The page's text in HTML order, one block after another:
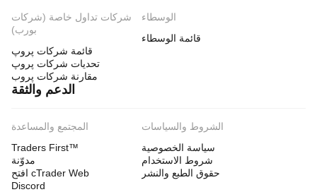
شركات تداول خاصة (شركات
بورب)
قائمة شركات پروپ
تحديات شركات پروپ
مقارنة شركات پروب
الوسطاء
قائمة الوسطاء
الدعم والثقة
المجتمع والمساعدة
Traders First™
مدوّنة
افتح cTrader Web
Discord
الشروط والسياسات
سياسة الخصوصية
شروط الاستخدام
حقوق الطبع والنشر